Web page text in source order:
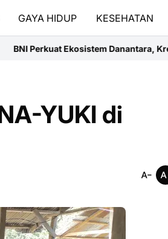
GAYA HIDUP KESEHATAN
Danantara, Kredit Tumbuh 24,4
YUKI di